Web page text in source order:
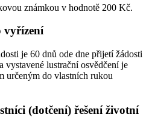
známkou v hodnotě 200 Kč.
vyřízení
je 60 dnů ode dne přijetí žádosti
vystavené lustrační osvědčení je
určeným do vlastních rukou
(dotčení) řešení životní